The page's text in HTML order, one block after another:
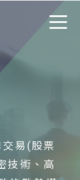
易(股票
技術、高